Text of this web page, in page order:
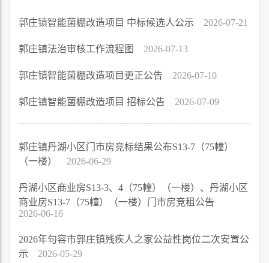
郭庄镇智能菌棚改造项目 中标候选人公示 2026-07-21
郭庄镇法治审核工作流程图 2026-07-13
郭庄镇智能菌棚改造项目更正公告 2026-07-10
郭庄镇智能菌棚改造项目 招标公告 2026-07-09
郭庄镇丹湖小区门市房竞标结果公布S13-7（75幢）
（一楼）
2026-06-29
丹湖小区商业房S13-3、4（75幢）（一楼）、丹湖小区
商业房S13-7（75幢）（一楼）门市房竞租公告
2026-06-16
2026年句容市郭庄镇残疾人之家公益性岗位二次安置公
示
2026-05-29